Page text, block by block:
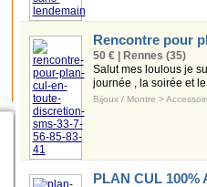
Rencontre pour
50 € | Rennes (35)
Salut mes loulous je
journée , la soirée et
Bijoux / Montre >
PLAN CUL 100%